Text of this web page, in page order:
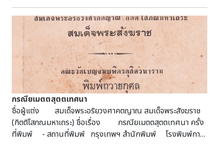
เรื่อง ดนตรีภาษา ไทยบทคัดย่อ/
บันทึก เป็นหนังสือที่เคยตีพิมพ์ในวารสารกรมศิลปากร โดยมี
เนื้อหาเกี่ยวกับดนตรีในเรื่องทั่วๆไปในแง่มุมของศาสตร์ทาง
ศิลปะ และวิทยาศาสตร์แขนงหนึ่งที่เกี่ยวข้องกับการประสานเสียง
การบรรเลงดนตรีในวงดุริยางค์ การแสดงดนตรซิมโฟนีในโรง
ละคร การแสดงดนตรีในวงโยธวาทิต รวมถึงบทเพลงที่ใช้บรรเลง
ในดนตรีประเภทต่าง ๆ พิมพ์ในงานฌาปนกิจศพ นายสาโรช
อัศวรักษ์ ณ เมรุวัดมกุฏกษัตริยาราม วันที่ 3 มิถุนายน 2497
กรณียเมตตสุตตเทศนา
ชื่อผู้แต่ง สมเด็จพระอริยวงศาคตญาณ สมเด็จพระสังฆราช
(กิตติโสภณมหาเถระ) ชื่อเรื่อง กรณียเมตตสุตตเทศนา ครั้ง
ที่พิมพ์ - สถานที่พิมพ์ กรุงเทพฯ สำนักพิมพ์ โรงพิมพ์การ